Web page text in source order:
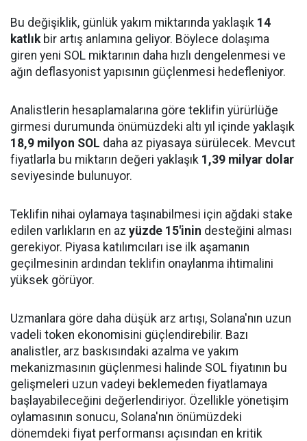
Bu değişiklik, günlük yakım miktarında yaklaşık 14
katlıkbir artış anlamına geliyor. Böylece dolaşıma
giren yeni SOL miktarının daha hızlı dengelenmesi ve
ağın deflasyonist yapısının güçlenmesi hedefleniyor.
Analistlerin hesaplamalarına göre teklifin yürürlüğe
girmesi durumunda önümüzdeki altı yıl içinde yaklaşık
18,9 milyon SOL daha az piyasaya sürülecek. Mevcut
fiyatlarla bu miktarın değeri yaklaşık 1,39 milyar dolar
seviyesinde bulunuyor.
Teklifin nihai oylamaya taşınabilmesi için ağdaki stake
edilen varlıkların en az yüzde 15'inin desteğini alması
gerekiyor. Piyasa katılımcıları ise ilk aşamanın
geçilmesinin ardından teklifin onaylanma ihtimalini
yüksek görüyor.
Uzmanlara göre daha düşük arz artışı, Solana'nın uzun
vadeli token ekonomisini güçlendirebilir. Bazı
analistler, arz baskısındaki azalma ve yakım
mekanizmasının güçlenmesi halinde SOL fiyatının bu
gelişmeleri uzun vadeyi beklemeden fiyatlamaya
başlayabileceğini değerlendiriyor. Özellikle yönetişim
oylamasının sonucu, Solana'nın önümüzdeki
dönemdeki fiyat performansı açısından en kritik